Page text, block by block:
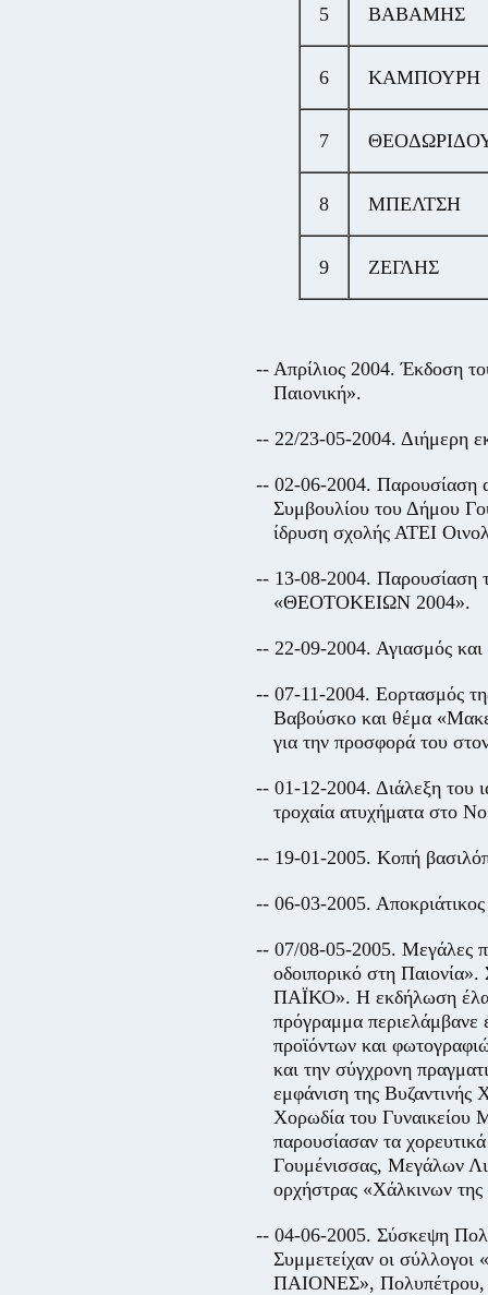
5 ΒΑΒΑΜΗΣ
6 ΚΑΜΠΟΥΡΗ
7
8 ΜΠΕΛΤΣΗ
9 ΖΕΓΛΗΣ
-- Απρίλιος 2004. Έκδοση
Παιονική».
-- 22/23-05-2004. Διήμερη
-- 02-06-2004. Παρουσίαση
Συμβουλίου του Δήμου
ίδρυση σχολής ΑΤΕΙ
-- 13-08-2004. Παρουσίαση
«ΘΕΟΤΟΚΕΙΩΝ 2004».
-- 22-09-2004. Αγιασμός
-- 07-11-2004. Εορτασμός
Βαβούσκο και θέμα
για την προσφορά του
-- 01-12-2004. Διάλεξη του
τροχαία ατυχήματα στο
-- 19-01-2005. Κοπή
-- 06-03-2005.
-- 07/08-05-2005. Μεγάλες
οδοιπορικό στη
ΠΑΪΚΟ». Η εκδήλωση
πρόγραμμα περιελάμβανε
προϊόντων και
και την σύγχρονη
εμφάνιση της Βυζαντινής
Χορωδία του Γυναικείου
παρουσίασαν τα
Γουμένισσας, Μεγάλων
ορχήστρας «Χάλκινων
-- 04-06-2005. Σύσκεψη
Συμμετείχαν οι
ΠΑΙΟΝΕΣ», Πολυπέτρου,